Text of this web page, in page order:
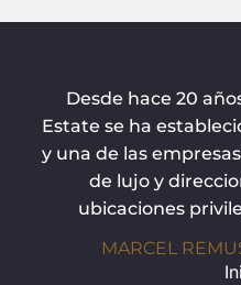
Desde hace 20
Estate se ha
y una de las
de lujo y
ubicaciones
MARCEL